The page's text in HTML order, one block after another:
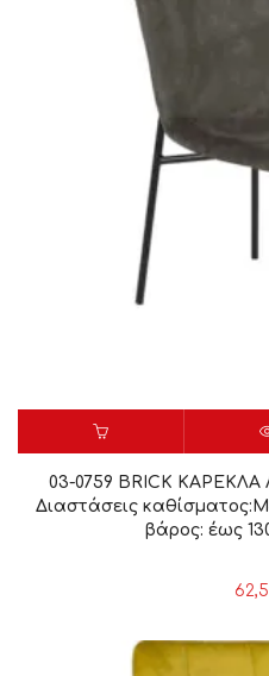
03-0759 BRICK
Διαστάσεις
βάρος: έως